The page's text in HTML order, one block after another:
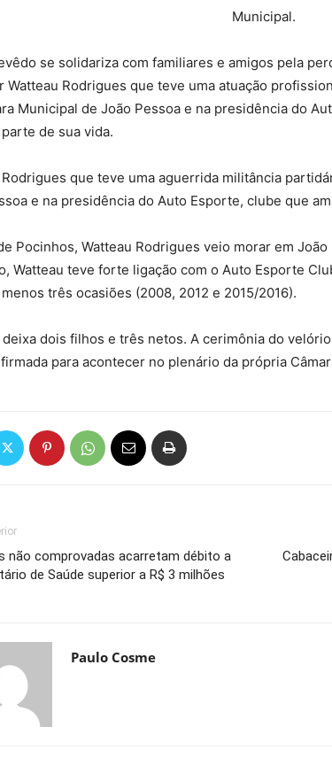
Municipal.
se solidariza com familiares e amigos pela
Watteau Rodrigues que teve uma atuação
Municipal de João Pessoa e na presidência do
de sua vida.
que teve uma aguerrida militância
e na presidência do Auto Esporte, clube que
Pocinhos, Watteau Rodrigues veio morar em
Watteau teve forte ligação com o Auto Esporte
três ocasiões (2008, 2012 e 2015/2016).
deixa dois filhos e três netos. A cerimônia do
para acontecer no plenário da própria
não comprovadas acarretam débito a
de Saúde superior a R$ 3 milhões
Paulo Cosme